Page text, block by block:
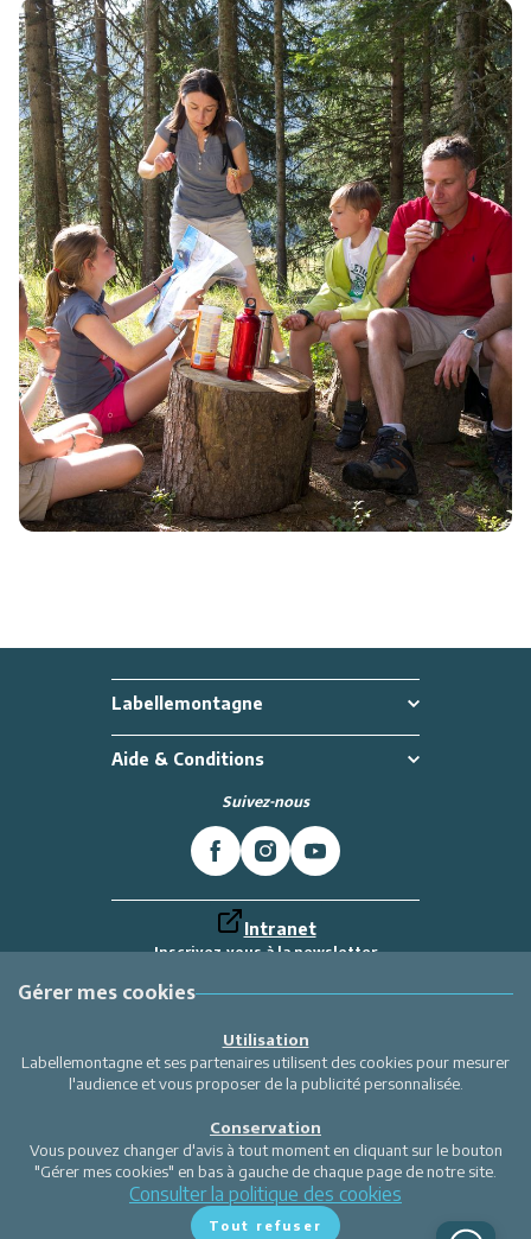
Labellemontagne
Aide & Conditions
Suivez-nous
Intranet
Inscrivez-vous à la newsletter
Labellemontagne
Gérer mes cookies
Utilisation
Labellemontagne et ses partenaires utilisent des cookies pour mesurer
l'audience et vous proposer de la publicité personnalisée.
Conservation
Vous pouvez changer d'avis à tout moment en cliquant sur le bouton
"Gérer mes cookies" en bas à gauche de chaque page de notre site.
Consulter la politique des cookies
Tout refuser